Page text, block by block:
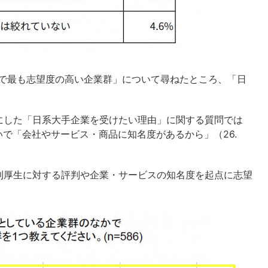
も志望度の高い企業群」について尋ねたところ、「日
た「日系大手企業を受けたい理由」に関する質問では
「会社やサービス・商品に知名度があるから」（26.
生に対する評判や企業・サービスの知名度を起点に志望